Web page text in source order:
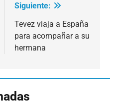
Siguiente:
Tevez viaja a España
para acompañar a su
hermana